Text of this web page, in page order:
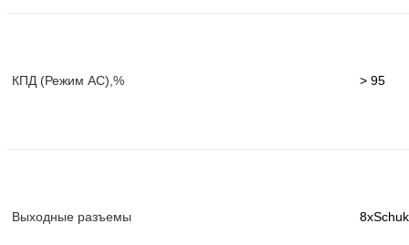
КПД (Режим AC),% > 95
Выходные разъемы